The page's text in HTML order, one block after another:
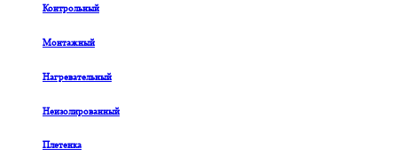
Контрольный
Монтажный
Нагревательный
Неизолированный
Плетенка